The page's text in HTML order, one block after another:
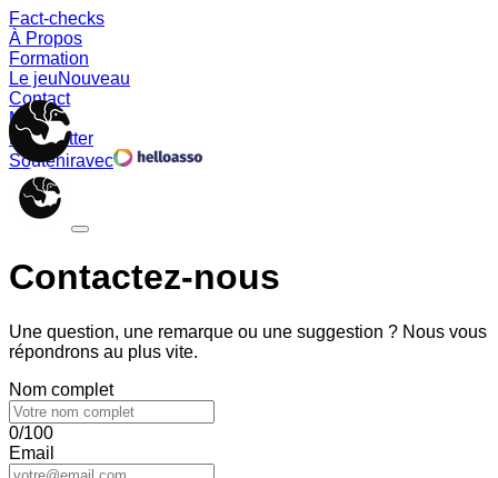
Fact-checks
À Propos
Formation
Le jeuNouveau
Contact
Memes
Newsletter
Souteniravec
Contactez-nous
Une question, une remarque ou une suggestion ? Nous vous
répondrons au plus vite.
Nom complet
0/100
Email